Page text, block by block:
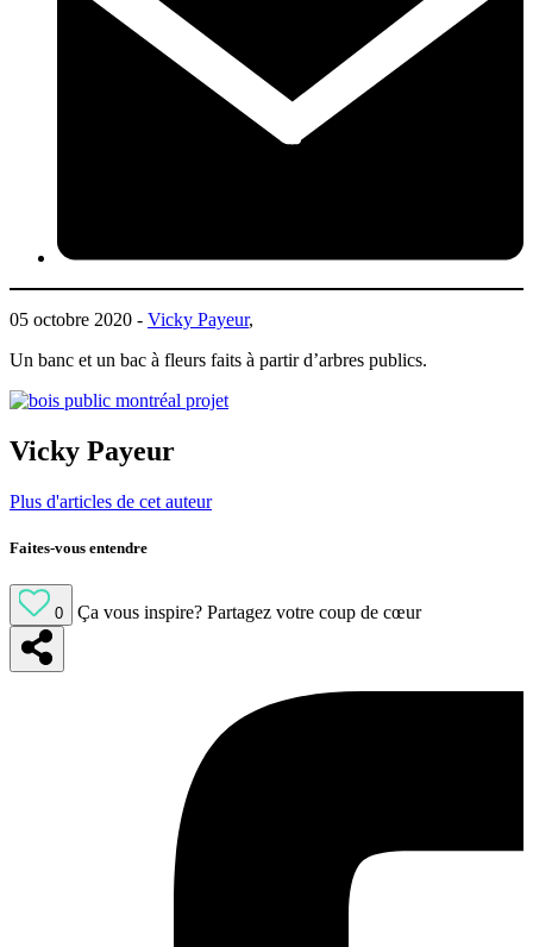
05 octobre 2020 - Vicky Payeur,
Un banc et un bac à fleurs faits à partir d’arbres publics.
Vicky Payeur
Plus d'articles de cet auteur
Faites-vous entendre
0 Ça vous inspire? Partagez votre coup de cœur